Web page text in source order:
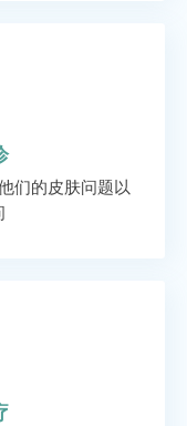
们的皮肤问题以